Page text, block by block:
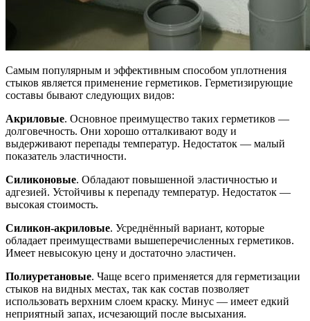
Самым популярным и эффективным способом уплотнения
стыков является применение герметиков. Герметизирующие
составы бывают следующих видов:
Акриловые. Основное преимущество таких герметиков —
долговечность. Они хорошо отталкивают воду и
выдерживают перепады температур. Недостаток — малый
показатель эластичности.
Силиконовые. Обладают повышенной эластичностью и
адгезией. Устойчивы к перепаду температур. Недостаток —
высокая стоимость.
Силикон-акриловые. Усреднённый вариант, которые
обладает преимуществами вышеперечисленных герметиков.
Имеет невысокую цену и достаточно эластичен.
Полиуретановые. Чаще всего применяется для герметизации
стыков на видных местах, так как состав позволяет
использовать верхним слоем краску. Минус — имеет едкий
неприятный запах, исчезающий после высыхания.